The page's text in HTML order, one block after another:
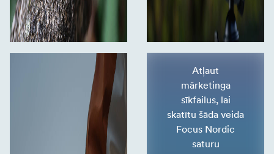
Atļaut
mārketinga
sīkfailus, lai
skatītu šāda veida
Focus Nordic
saturu